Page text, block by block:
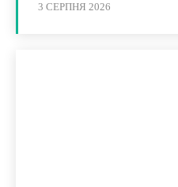
3 СЕРПНЯ 2026